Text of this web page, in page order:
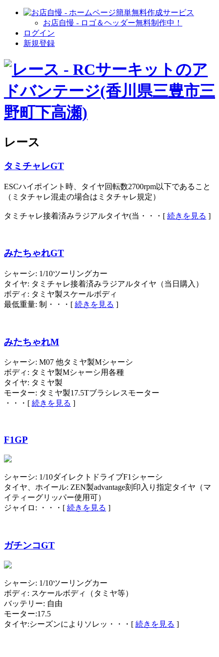
お店自慢 - ロゴ＆ヘッダー無料制作中！
ログイン
新規登録
レース
タミチャレGT
ESCハイポイント時、タイヤ回転数2700rpm以下であること
（ミタチャレ混走の場合はミタチャレ規定）
タミチャレ接着済みラジアルタイヤ(当・・・[ 続きを見る ]
みたちゃれGT
シャーシ: 1/10ツーリングカー
タイヤ: タミチャレ接着済みラジアルタイヤ（当日購入）
ボディ: タミヤ製スケールボディ
最低重量: 制・・・[ 続きを見る ]
みたちゃれM
シャーシ: M07 他タミヤ製Mシャーシ
ボディ: タミヤ製Mシャーシ用各種
タイヤ: タミヤ製
モーター: タミヤ製17.5Tブラシレスモーター
・・・[ 続きを見る ]
F1GP
シャーシ: 1/10ダイレクトドライブF1シャーシ
タイヤ、ホイール: ZEN製advantage刻印入り指定タイヤ（マ
イティーグリッパー使用可）
ジャイロ: ・・・[ 続きを見る ]
ガチンコGT
シャーシ: 1/10ツーリングカー
ボディ: スケールボディ（タミヤ等）
バッテリー: 自由
モーター:17.5
タイヤ:シーズンによりソレッ・・・[ 続きを見る ]